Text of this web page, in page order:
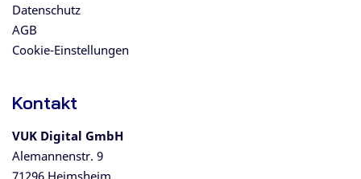
Datenschutz
AGB
Cookie-Einstellungen
Kontakt
VUK Digital GmbH
Alemannenstr. 9
71296 Heimsheim